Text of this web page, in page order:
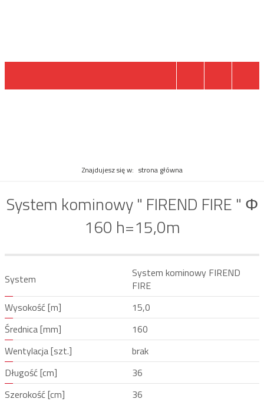
Znajdujesz się w: strona główna
System kominowy " FIREND FIRE " Φ
160 h=15,0m
System
System kominowy FIREND
FIRE
Wysokość [m]
15,0
Średnica [mm]
160
Wentylacja [szt.]
brak
Długość [cm]
36
Szerokość [cm]
36